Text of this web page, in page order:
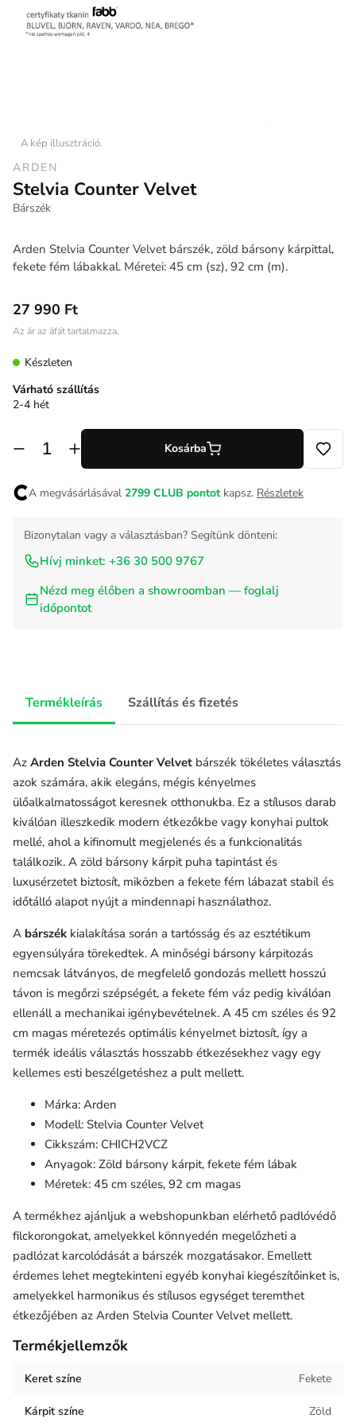
A kép illusztráció.
ARDEN
Stelvia Counter Velvet
Bárszék
Arden Stelvia Counter Velvet bárszék, zöld bársony kárpittal,
fekete fém lábakkal. Méretei: 45 cm (sz), 92 cm (m).
27 990 Ft
Az ár az áfát tartalmazza.
Készleten
Várható szállítás
2-4 hét
Kosárba
A megvásárlásával 2799 CLUB pontot kapsz. Részletek
Bizonytalan vagy a választásban? Segítünk dönteni:
Hívj minket: +36 30 500 9767
Nézd meg élőben a showroomban — foglalj
időpontot
Termékleírás Szállítás és fizetés
Az Arden Stelvia Counter Velvet bárszék tökéletes választás
azok számára, akik elegáns, mégis kényelmes
ülőalkalmatosságot keresnek otthonukba. Ez a stílusos darab
kiválóan illeszkedik modern étkezőkbe vagy konyhai pultok
mellé, ahol a kifinomult megjelenés és a funkcionalitás
találkozik. A zöld bársony kárpit puha tapintást és
luxusérzetet biztosít, miközben a fekete fém lábazat stabil és
időtálló alapot nyújt a mindennapi használathoz.
A bárszék kialakítása során a tartósság és az esztétikum
egyensúlyára törekedtek. A minőségi bársony kárpitozás
nemcsak látványos, de megfelelő gondozás mellett hosszú
távon is megőrzi szépségét, a fekete fém váz pedig kiválóan
ellenáll a mechanikai igénybevételnek. A 45 cm széles és 92
cm magas méretezés optimális kényelmet biztosít, így a
termék ideális választás hosszabb étkezésekhez vagy egy
kellemes esti beszélgetéshez a pult mellett.
Márka: Arden
Modell: Stelvia Counter Velvet
Cikkszám: CHICH2VCZ
Anyagok: Zöld bársony kárpit, fekete fém lábak
Méretek: 45 cm széles, 92 cm magas
A termékhez ajánljuk a webshopunkban elérhető padlóvédő
filckorongokat, amelyekkel könnyedén megelőzheti a
padlózat karcolódását a bárszék mozgatásakor. Emellett
érdemes lehet megtekinteni egyéb konyhai kiegészítőinket is,
amelyekkel harmonikus és stílusos egységet teremthet
étkezőjében az Arden Stelvia Counter Velvet mellett.
Termékjellemzők
Keret színe Fekete
Kárpit színe Zöld